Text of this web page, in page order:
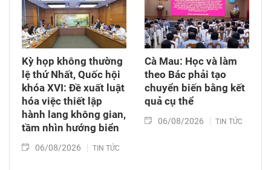
Kỳ họp không thường
lệ thứ Nhất, Quốc hội
khóa XVI: Đề xuất luật
hóa việc thiết lập
hành lang không gian,
tầm nhìn hướng biển
06/08/2026 TIN TỨC
Cà Mau: Học và làm
theo Bác phải tạo
chuyển biến bằng kết
quả cụ thể
06/08/2026 TIN TỨC